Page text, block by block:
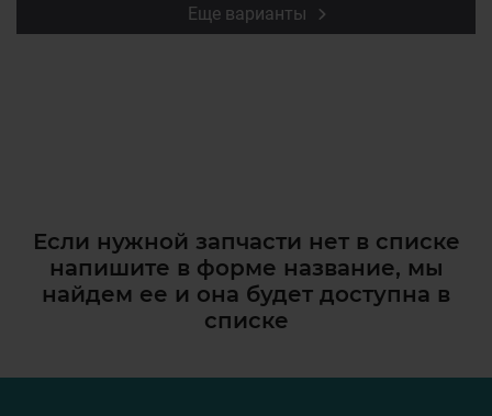
Еще варианты
Если нужной запчасти нет в списке
напишите в форме название, мы
найдем ее и она будет доступна в
списке